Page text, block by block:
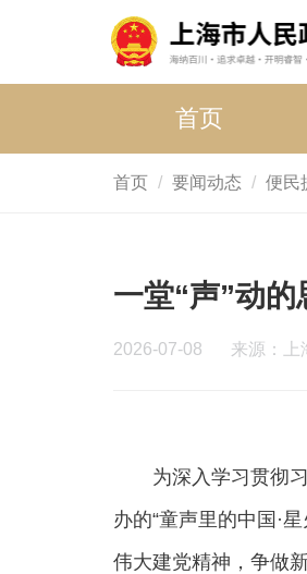
首页
首页 要闻动态 便民
一堂“声”动
2026-07-08 来源：上
为深入学习贯彻习
办的“童声里的中国·
伟大建党精神，争做